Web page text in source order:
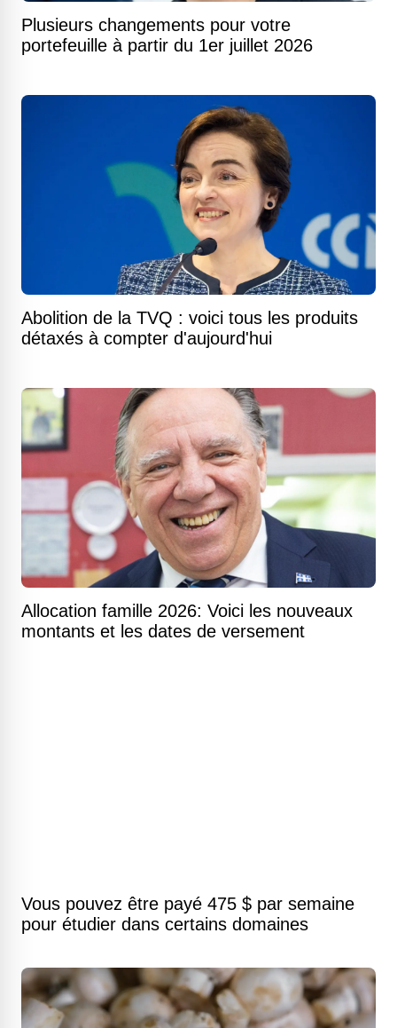
Plusieurs changements pour votre
portefeuille à partir du 1er juillet 2026
Abolition de la TVQ : voici tous les produits
détaxés à compter d'aujourd'hui
Allocation famille 2026: Voici les nouveaux
montants et les dates de versement
Vous pouvez être payé 475 $ par semaine
pour étudier dans certains domaines